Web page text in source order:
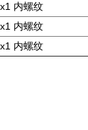
内螺纹
内螺纹
内螺纹